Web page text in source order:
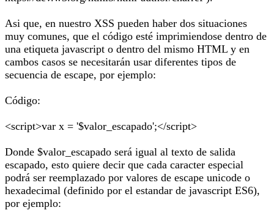
Asi que, en nuestro XSS pueden haber dos situaciones
muy comunes, que el código esté imprimiendose dentro de
una etiqueta javascript o dentro del mismo HTML y en
cambos casos se necesitarán usar diferentes tipos de
secuencia de escape, por ejemplo:
Código:
<script>var x = '$valor_escapado';</script>
Donde $valor_escapado será igual al texto de salida
escapado, esto quiere decir que cada caracter especial
podrá ser reemplazado por valores de escape unicode o
hexadecimal (definido por el estandar de javascript ES6),
por ejemplo: